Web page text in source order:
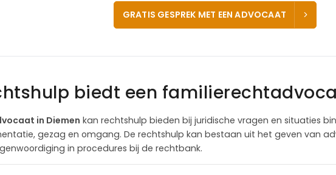
GRATIS GESPREK MET EEN ADVOCAAT
biedt een
in Diemen kan rechtshulp bieden bij juridische vragen en situaties
gezag en omgang. De rechtshulp kan bestaan uit het geven van
in procedures bij de rechtbank.